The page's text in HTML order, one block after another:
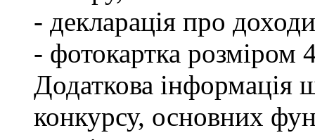
- декларація про
- фотокартка розміром
Додаткова інформація
конкурсу, основних